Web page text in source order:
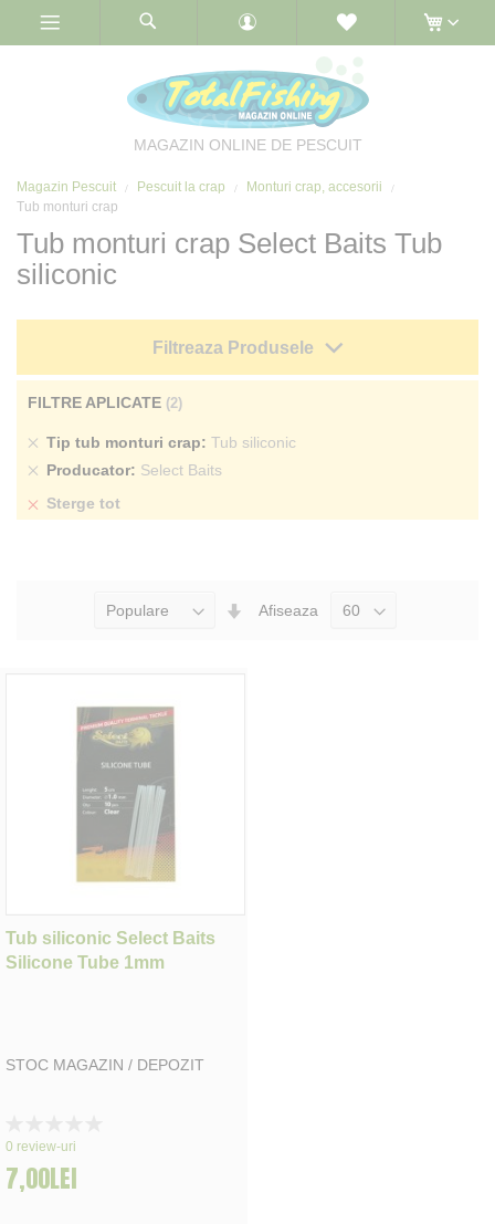
MAGAZIN ONLINE DE PESCUIT
Magazin Pescuit Pescuit la crap
Monturi crap, accesorii
Tub monturi crap
Tub monturi crap Select Baits Tub
siliconic
Seteaza
Afiseaza
Tub siliconic Select Baits
Silicone Tube 1mm
STOC MAGAZIN / DEPOZIT
0%
0 review-uri
7,00LEI
Filtreaza Produsele
FILTRE APLICATE
Tip tub monturi crap Tub siliconic
Sterge
produs
Producator Select Baits
Sterge
Sterge tot